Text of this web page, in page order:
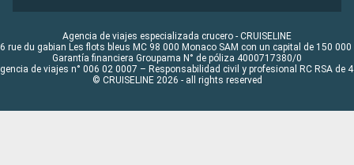
Agencia de viajes especializada crucero - CRUISELINE
rue du gabian Les flots bleus MC 98 000 Monaco SAM con un capital de 150 000
Garantía financiera Groupama N° de póliza 4000717380/0
de viajes n° 006 02 0007 – Responsabilidad civil y profesional RC RSA de
© CRUISELINE 2026 - all rights reserved